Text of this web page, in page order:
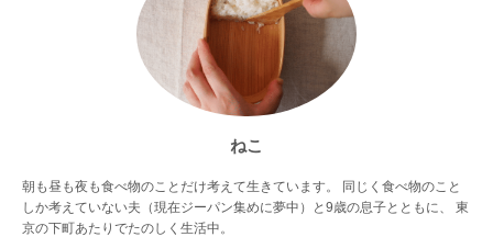
ねこ
朝も昼も夜も食べ物のことだけ考えて生きています。 同じく食べ物のこと
しか考えていない夫（現在ジーパン集めに夢中）と9歳の息子とともに、 東
京の下町あたりでたのしく生活中。